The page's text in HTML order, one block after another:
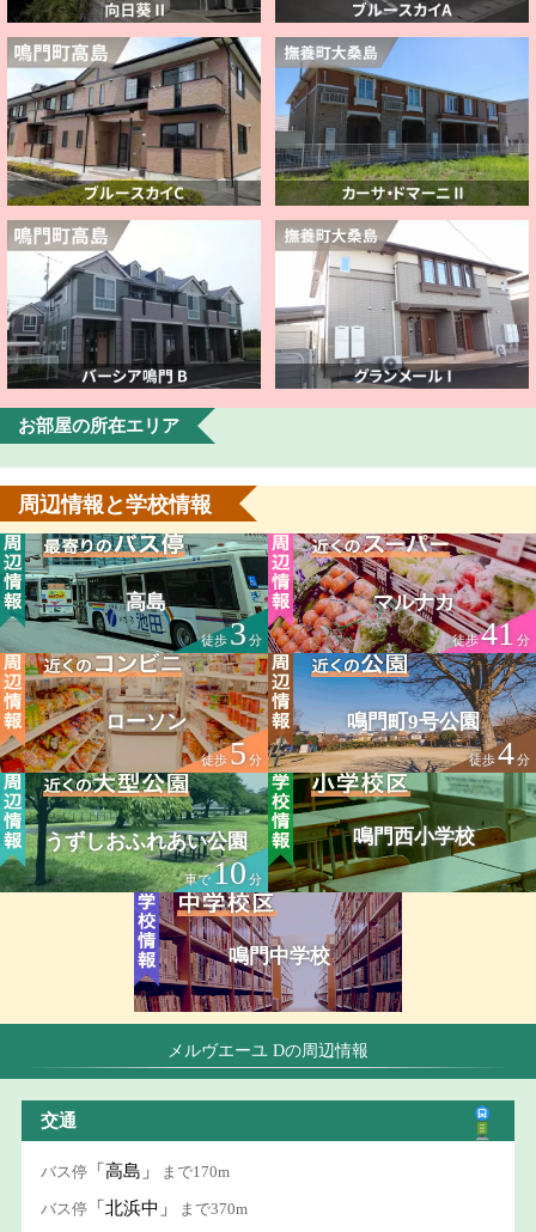
お部屋の所在エリア
周辺情報と学校情報
高島
徒歩3分
マルナカ
徒歩41 分
ローソン
徒歩5分
鳴門町9号公園
徒歩4分
うずしおふれあい公園
車で10分
鳴門西小学校
鳴門中学校
メルヴエーユ Dの周辺情報
交通
バス停 「高島」 まで170m
バス停 「北浜中」 まで370m